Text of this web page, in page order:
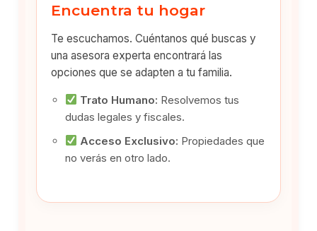
Encuentra tu hogar
Te escuchamos. Cuéntanos qué buscas y
una asesora experta encontrará las
opciones que se adapten a tu familia.
Trato Humano: Resolvemos tus
dudas legales y fiscales.
Acceso Exclusivo: Propiedades que
no verás en otro lado.